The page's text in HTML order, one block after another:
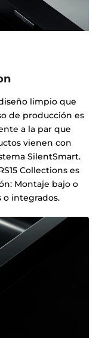
limpio que
de producción es
a la par que
vienen con
SilentSmart.
Collections es
Montaje bajo o
o integrados.